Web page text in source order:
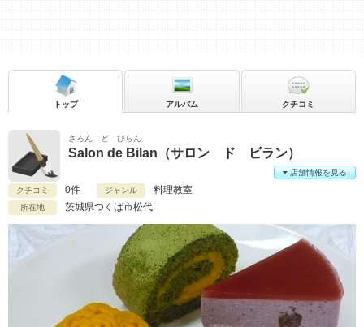
さろん ど びらん
Salon de Bilan（サロン ド ビラン）
クチコミ 0件 ジャンル 料理教室
所在地 茨城県つくば市松代
店舗情報を見る
トップ アルバム クチコミ